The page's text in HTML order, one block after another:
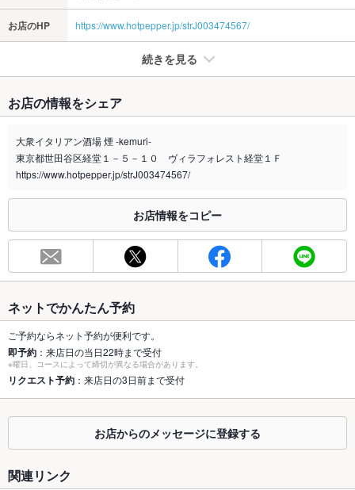
お店のHP https://www.hotpepper.jp/strJ003474567/
続きを見る
禁煙・喫煙
全席禁煙
喫煙専用室 なし
合わせください。
お席
52席(店内 42席/テラス10席)
容人数
い！)
個室
なし ：個室は１部屋となりますので空き状況はお電話にてご確
認をお願いいたします。
座敷 なし ：座敷席はご用意ございません。
カウンター
なし ：サク飲みにおすすめのゆったりカウンターをご用意して
お店の情報をシェア
大衆イタリアン酒場 煙 -kemuri-
東京都世田谷区経堂１－５－１０ ヴィラフォレスト経堂１Ｆ
https://www.hotpepper.jp/strJ003474567/
お店情報をコピー
ネットでかんたん予約
ご予約ならネット予約が便利です。
即予約 ：来店日の当日22時まで受付
※曜日、コースによって締切が異なる場合があります。
リクエスト予約 ：来店日の3日前まで受付
お店からのメッセージに登録する
関連リンク